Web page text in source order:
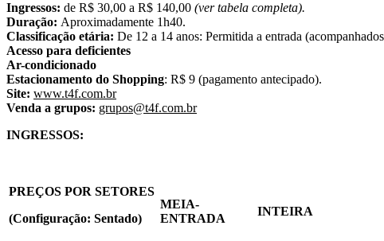
Ingressos: de R$ 30,00 a R$ 140,00 (ver tabela completa).
Duração: Aproximadamente 1h40.
Classificação etária: De 12 a 14 anos: Permitida a entrada
Acesso para deficientes
Ar-condicionado
Estacionamento do Shopping: R$ 9 (pagamento antecipado).
Site: www.t4f.com.br
Venda a grupos: grupos@t4f.com.br
INGRESSOS:
PREÇOS POR SETORES
(Configuração: Sentado)
MEIA-
ENTRADA
INTEIRA